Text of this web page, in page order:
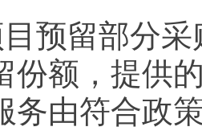
预留部分
份额，提供
务由符合政